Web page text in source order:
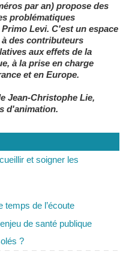
par an) propose des
problématiques
Levi. C'est un espace
des contributeurs
aux effets de la
à la prise en charge
et en Europe.
Jean-Christophe Lie,
d'animation.
et soigner les
temps de l’écoute
de santé publique
?